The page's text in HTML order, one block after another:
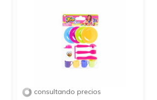
consultando precios